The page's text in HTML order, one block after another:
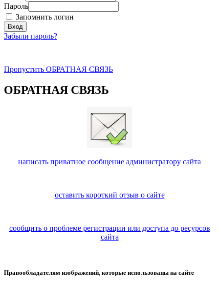
Пароль
Запомнить логин
Забыли пароль?
Пропустить ОБРАТНАЯ СВЯЗЬ
ОБРАТНАЯ СВЯЗЬ
написать приватное сообщение администратору сайта
оставить короткий отзыв о сайте
сообщить о проблеме регистрации или доступа до ресурсов
сайта
Правообладателям изображений, которые использованы на сайте